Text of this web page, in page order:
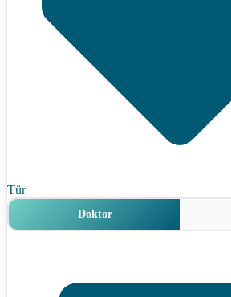
Tür
Doktor